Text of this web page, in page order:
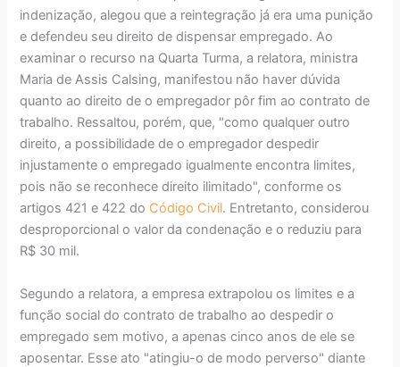
indenização, alegou que a reintegração já era uma punição
e defendeu seu direito de dispensar empregado. Ao
examinar o recurso na Quarta Turma, a relatora, ministra
Maria de Assis Calsing, manifestou não haver dúvida
quanto ao direito de o empregador pôr fim ao contrato de
trabalho. Ressaltou, porém, que, "como qualquer outro
direito, a possibilidade de o empregador despedir
injustamente o empregado igualmente encontra limites,
pois não se reconhece direito ilimitado", conforme os
artigos 421 e 422 do Código Civil. Entretanto, considerou
desproporcional o valor da condenação e o reduziu para
R$ 30 mil.
Segundo a relatora, a empresa extrapolou os limites e a
função social do contrato de trabalho ao despedir o
empregado sem motivo, a apenas cinco anos de ele se
aposentar. Esse ato "atingiu-o de modo perverso" diante